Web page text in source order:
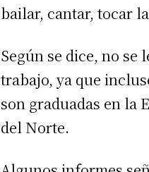
bailar, cantar, tocar
Según se dice, no se
trabajo, ya que
son graduadas en la
del Norte.